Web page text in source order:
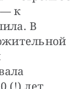
— к
В
(!) лет